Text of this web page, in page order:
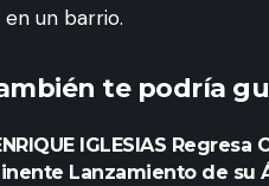
en un barrio.
te podría
IGLESIAS
Lanzamiento de su